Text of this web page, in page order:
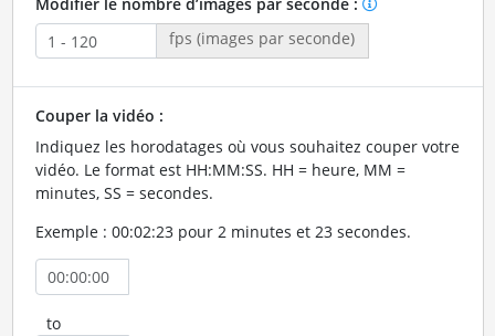
Modifier le nombre d’images par seconde :
fps (images par seconde)
Couper la vidéo :
Indiquez les horodatages où vous souhaitez couper votre
vidéo. Le format est HH:MM:SS. HH = heure, MM =
minutes, SS = secondes.
Exemple : 00:02:23 pour 2 minutes et 23 secondes.
to